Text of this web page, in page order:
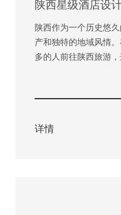
陕西星级酒店设
陕西作为一个历史悠
产和独特的地域风情
多的人前往陕西旅游
详情